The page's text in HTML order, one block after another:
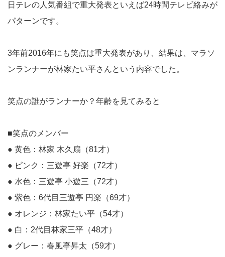
日テレの人気番組で重大発表といえば24時間テレビ絡みが
パターンです。
3年前2016年にも笑点は重大発表があり、結果は、マラソ
ンランナーが林家たい平さんという内容でした。
笑点の誰がランナーか？年齢を見てみると
■笑点のメンバー
● 黄色：林家 木久扇（81才）
● ピンク：三遊亭 好楽（72才）
● 水色：三遊亭 小遊三（72才）
● 紫色：6代目三遊亭 円楽（69才）
● オレンジ：林家たい平（54才）
● 白：2代目林家三平（48才）
● グレー：春風亭昇太（59才）